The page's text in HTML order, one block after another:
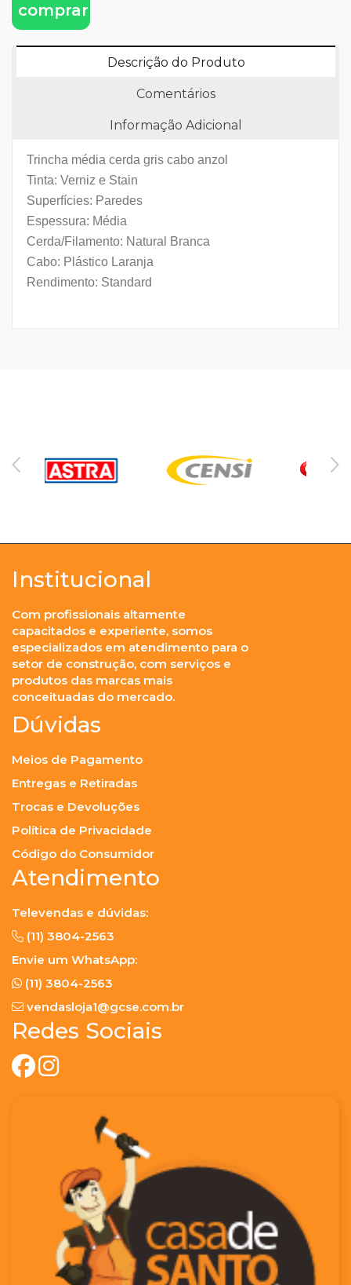
comprar
Descrição do Produto
Comentários
Informação Adicional
Trincha média cerda gris cabo anzol
Tinta: Verniz e Stain
Superfícies: Paredes
Espessura: Média
Cerda/Filamento: Natural Branca
Cabo: Plástico Laranja
Rendimento: Standard
Institucional
Com profissionais altamente
capacitados e experiente, somos
especializados em atendimento para o
setor de construção, com serviços e
produtos das marcas mais
conceituadas do mercado.
Dúvidas
Meios de Pagamento
Entregas e Retiradas
Trocas e Devoluções
Política de Privacidade
Código do Consumidor
Atendimento
Televendas e dúvidas:
(11) 3804-2563
Envie um WhatsApp:
(11) 3804-2563
vendasloja1@gcse.com.br
Redes Sociais